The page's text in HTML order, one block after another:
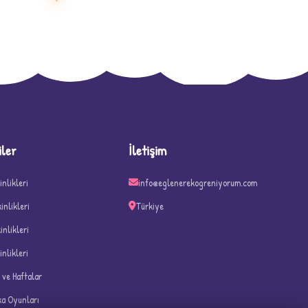
D
Haftalar
Oyunları
İletişim
info@eglenerekogreniyorum.com
Türkiye